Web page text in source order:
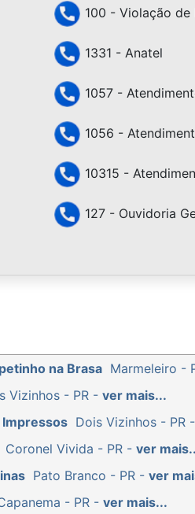
100 - Violação
1331 - Anatel
1057 -
1056 -
10315 -
127 - Ouvidoria
na Brasa Marmeleiro -
Vizinhos - PR - ver mais...
Dois Vizinhos - PR -
Coronel Vivida - PR - ver
Pato Branco - PR - ver
- PR - ver mais...